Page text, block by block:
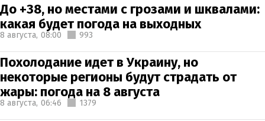
До +38, но местами с грозами и шквалами:
какая будет погода на выходных
8 августа, 08:00 993
Похолодание идет в Украину, но
некоторые регионы будут страдать от
жары: погода на 8 августа
8 августа, 06:46 1379